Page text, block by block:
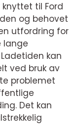
til Ford
og behovet
utfordring for
lange
kan
ved bruk av
problemet
Det kan